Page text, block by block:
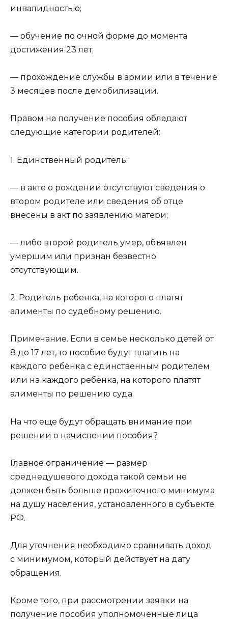
инвалидностью;
— обучение по очной форме до момента
достижения 23 лет;
— прохождение службы в армии или в течение
3 месяцев после демобилизации.
Правом на получение пособия обладают
следующие категории родителей:
1. Единственный родитель:
— в акте о рождении отсутствуют сведения о
втором родителе или сведения об отце
внесены в акт по заявлению матери;
— либо второй родитель умер, объявлен
умершим или признан безвестно
отсутствующим.
2. Родитель ребенка, на которого платят
алименты по судебному решению.
Примечание. Если в семье несколько детей от
8 до 17 лет, то пособие будут платить на
каждого ребёнка с единственным родителем
или на каждого ребёнка, на которого платят
алименты по решению суда.
На что еще будут обращать внимание при
решении о начислении пособия?
Главное ограничение — размер
среднедушевого дохода такой семьи не
должен быть больше прожиточного минимума
на душу населения, установленного в субъекте
РФ.
Для уточнения необходимо сравнивать доход
с минимумом, который действует на дату
обращения.
Кроме того, при рассмотрении заявки на
получение пособия уполномоченные лица